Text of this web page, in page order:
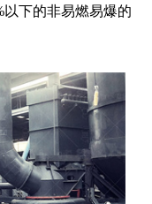
下的非易燃易爆的